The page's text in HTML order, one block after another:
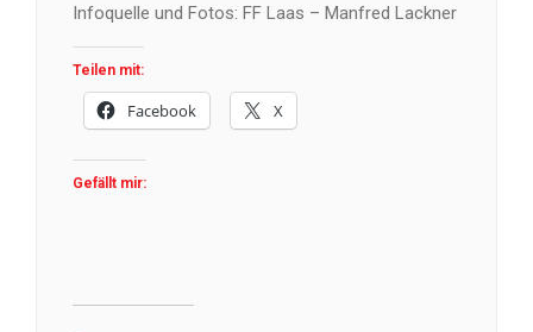
Infoquelle und Fotos: FF Laas – Manfred Lackner
Teilen mit:
Facebook X
Gefällt mir: